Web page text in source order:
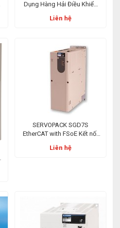
Dụng Hàng Hải Điều Khiển
Liên hệ
SERVOPACK SGD7S
EtherCAT with FSoE Kết nối
Mạng Tích hợp (FSoE)
Liên hệ